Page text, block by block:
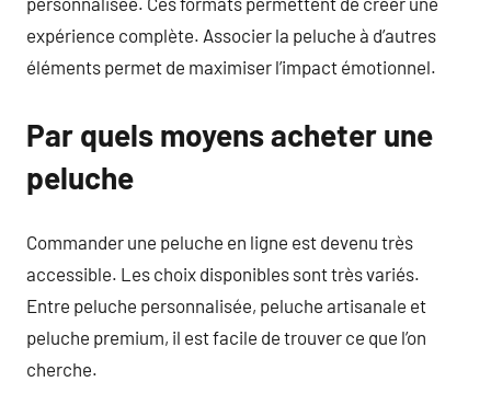
expérience complète. Associer la peluche à d’autres
éléments permet de maximiser l’impact émotionnel.
Par quels moyens acheter une
peluche
Commander une peluche en ligne est devenu très
accessible. Les choix disponibles sont très variés.
Entre peluche personnalisée, peluche artisanale et
peluche premium, il est facile de trouver ce que l’on
cherche.